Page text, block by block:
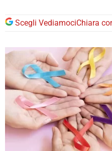
Scegli VediamociChiara